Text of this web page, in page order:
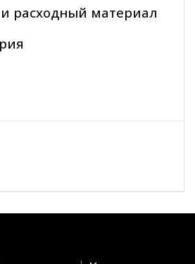
расходный материал